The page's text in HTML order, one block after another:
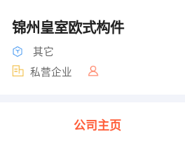
锦州皇室欧式构件
其它
私营企业
公司主页